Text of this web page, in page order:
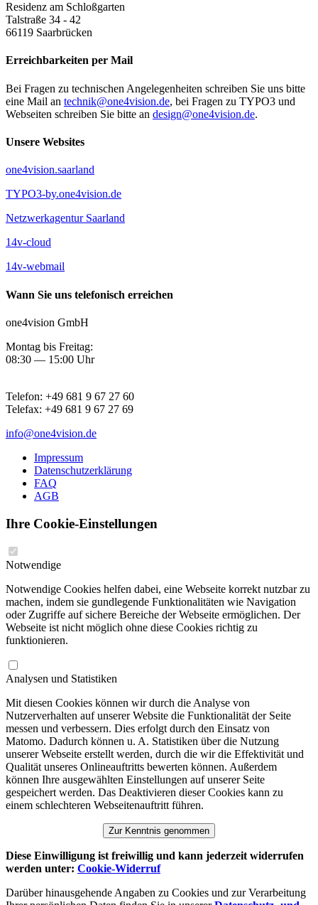
Residenz am Schloßgarten
Talstraße 34 - 42
66119 Saarbrücken
Erreichbarkeiten per Mail
Bei Fragen zu technischen Angelegenheiten schreiben Sie uns bitte
eine Mail an technik@one4vision.de, bei Fragen zu TYPO3 und
Webseiten schreiben Sie bitte an design@one4vision.de.
Unsere Websites
one4vision.saarland
TYPO3-by.one4vision.de
Netzwerkagentur Saarland
14v-cloud
14v-webmail
Wann Sie uns telefonisch erreichen
one4vision GmbH
Montag bis Freitag:
08:30 — 15:00 Uhr
Telefon: +49 681 9 67 27 60
Telefax: +49 681 9 67 27 69
info@one4vision.de
Impressum
Datenschutzerklärung
FAQ
AGB
Ihre Cookie-Einstellungen
Notwendige
Notwendige Cookies helfen dabei, eine Webseite korrekt nutzbar zu
machen, indem sie gundlegende Funktionalitäten wie Navigation
oder Zugriffe auf sichere Bereiche der Webseite ermöglichen. Der
Webseite ist nicht möglich ohne diese Cookies richtig zu
funktionieren.
Analysen und Statistiken
Mit diesen Cookies können wir durch die Analyse von
Nutzerverhalten auf unserer Website die Funktionalität der Seite
messen und verbessern. Dies erfolgt durch den Einsatz von
Matomo. Dadurch können u. A. Statistiken über die Nutzung
unserer Webseite erstellt werden, durch die wir die Effektivität und
Qualität unseres Onlineauftritts bewerten können. Außerdem
können Ihre ausgewählten Einstellungen auf unserer Seite
gespeichert werden. Das Deaktivieren dieser Cookies kann zu
einem schlechteren Webseitenauftritt führen.
Zur Kenntnis genommen
Diese Einwilligung ist freiwillig und kann jederzeit widerrufen
werden unter: Cookie-Widerruf
Darüber hinausgehende Angaben zu Cookies und zur Verarbeitung